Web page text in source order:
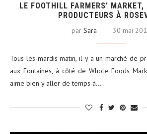
LE FOOTHILL FARMERS’ MARKET,
PRODUCTEURS À
par Sara 30 mai
Tous les mardis matin, il y a un marché de
aux Fontaines, à côté de Whole Foods
aime bien y aller de temps à…